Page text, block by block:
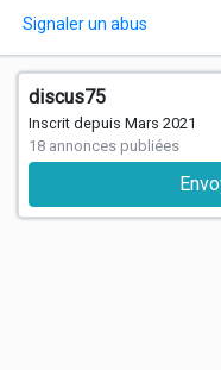
Signaler un abus
discus75
Inscrit depuis Mars 2021
18 annonces publiées